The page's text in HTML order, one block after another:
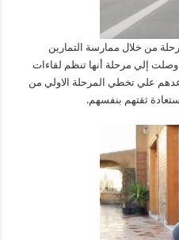
من خلال ممارسة التمارين
وصلت إلي مرحلة أنها تنظم لقاءات
علي تخطي المرحلة الاولي من
ثقتهم بنفسهم.